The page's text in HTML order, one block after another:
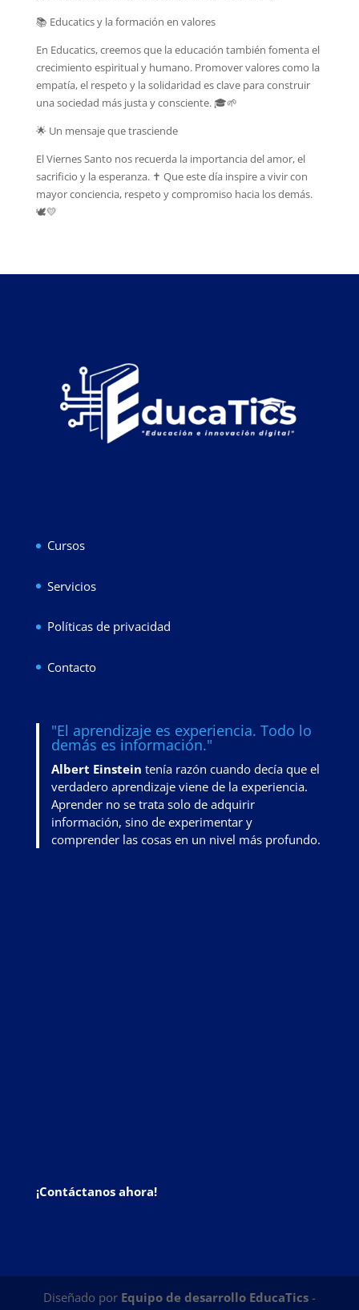
📚 Educatics y la formación en valores
En Educatics, creemos que la educación también fomenta el
crecimiento espiritual y humano. Promover valores como la
empatía, el respeto y la solidaridad es clave para construir
una sociedad más justa y consciente. 🎓🌱
🌟 Un mensaje que trasciende
El Viernes Santo nos recuerda la importancia del amor, el
sacrificio y la esperanza. ✝️ Que este día inspire a vivir con
mayor conciencia, respeto y compromiso hacia los demás.
🕊️💛
Cursos
Servicios
Políticas de privacidad
Contacto
"El aprendizaje es experiencia. Todo lo
demás es información."
Albert Einstein tenía razón cuando decía que el
verdadero aprendizaje viene de la experiencia.
Aprender no se trata solo de adquirir
información, sino de experimentar y
comprender las cosas en un nivel más profundo.
¡Contáctanos ahora!
Diseñado por Equipo de desarrollo EducaTics -